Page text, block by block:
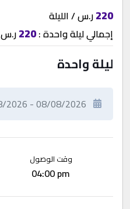
220ر.س / الليلة
إجماليليلة واحدة:
220ر.س
ليلة واحدة
وقت الوصول
04:00 pm